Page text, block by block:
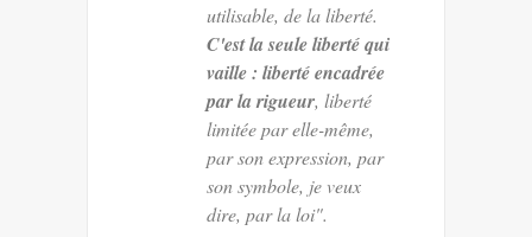
utilisable, de la liberté.
C'est la seule liberté qui
vaille : liberté encadrée
par la rigueur, liberté
limitée par elle-même,
par son expression, par
son symbole, je veux
dire, par la loi".